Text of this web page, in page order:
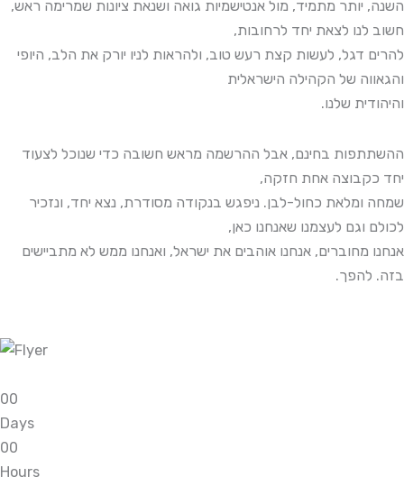
השנה, יותר מתמיד, מול אנטישמיות גואה ושנאת ציונות שמרימה ראש,
חשוב לנו לצאת יחד לרחובות,
להרים דגל, לעשות קצת רעש טוב, ולהראות לניו יורק את הלב, היופי
והגאווה של הקהילה הישראלית
והיהודית שלנו.
ההשתתפות בחינם, אבל ההרשמה מראש חשובה כדי שנוכל לצעוד
יחד כקבוצה אחת חזקה,
שמחה ומלאת כחול-לבן. ניפגש בנקודה מסודרת, נצא יחד, ונזכיר
לכולם וגם לעצמנו שאנחנו כאן,
אנחנו מחוברים, אנחנו אוהבים את ישראל, ואנחנו ממש לא מתביישים
בזה. להפך.
00
Days
00
Hours